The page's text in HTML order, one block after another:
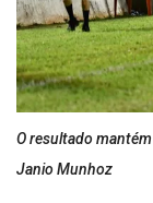
O resultado
Janio Munhoz